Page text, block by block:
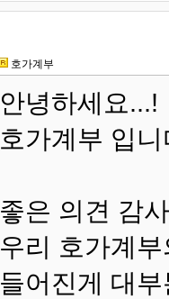
호가계부
안녕하세요...!
호가계부 입니
좋은 의견 감
우리 호가계
들어진게 대